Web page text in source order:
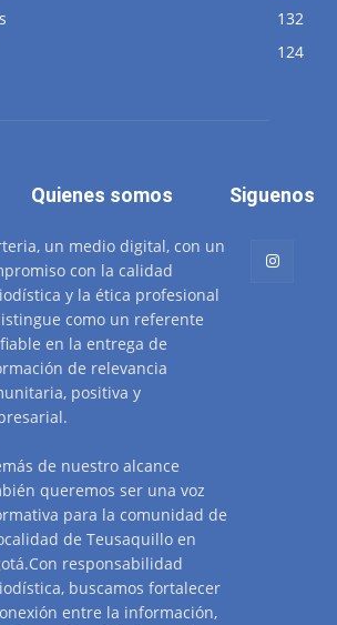
132
124
Quienes somos
un medio digital, con un
con la calidad
y la ética profesional
como un referente
en la entrega de
de relevancia
positiva y
de nuestro alcance
queremos ser una voz
para la comunidad de
de Teusaquillo en
responsabilidad
buscamos fortalecer
entre la información,
Siguenos